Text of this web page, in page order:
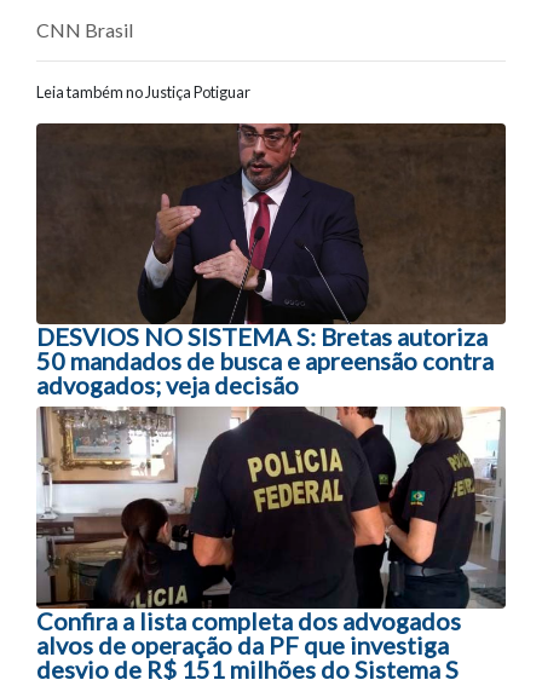
CNN Brasil
Leia também no Justiça Potiguar
Navegação entre posts
DESVIOS NO SISTEMA S: Bretas autoriza
50 mandados de busca e apreensão contra
advogados; veja decisão
Confira a lista completa dos advogados
alvos de operação da PF que investiga
desvio de R$ 151 milhões do Sistema S